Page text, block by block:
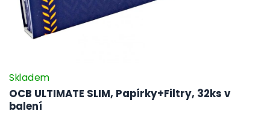
OCB ULTIMATE SLIM, Papírky+Filtry, 32ks v
balení
Skladem